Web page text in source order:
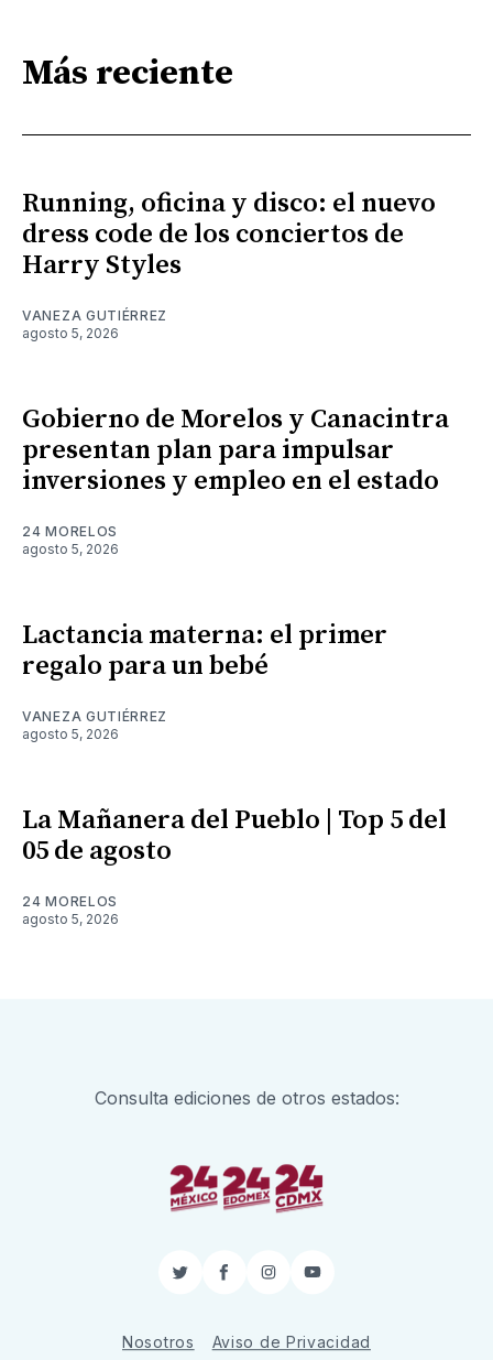
Más reciente
Running, oficina y disco: el nuevo
dress code de los conciertos de
Harry Styles
VANEZA GUTIÉRREZ
agosto 5, 2026
Gobierno de Morelos y Canacintra
presentan plan para impulsar
inversiones y empleo en el estado
24 MORELOS
agosto 5, 2026
Lactancia materna: el primer
regalo para un bebé
VANEZA GUTIÉRREZ
agosto 5, 2026
La Mañanera del Pueblo | Top 5 del
05 de agosto
24 MORELOS
agosto 5, 2026
Consulta ediciones de otros estados:
TwitterFacebook
InstagramYouTube
Nosotros Aviso de Privacidad